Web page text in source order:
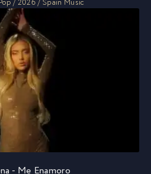
/ 2026 / Spain Music
- Me Enamoro